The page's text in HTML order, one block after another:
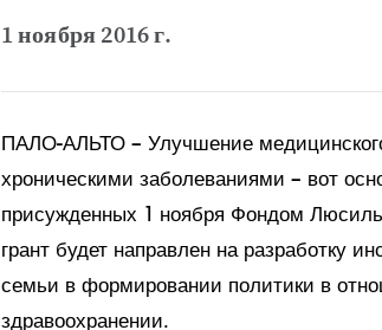
1 ноября 2016 г.
ПАЛО-АЛЬТО – Улучшение
хроническими заболеваниями – вот
присужденных 1 ноября Фондом Люсиль
грант будет направлен на разработку
семьи в формировании политики в
здравоохранении.